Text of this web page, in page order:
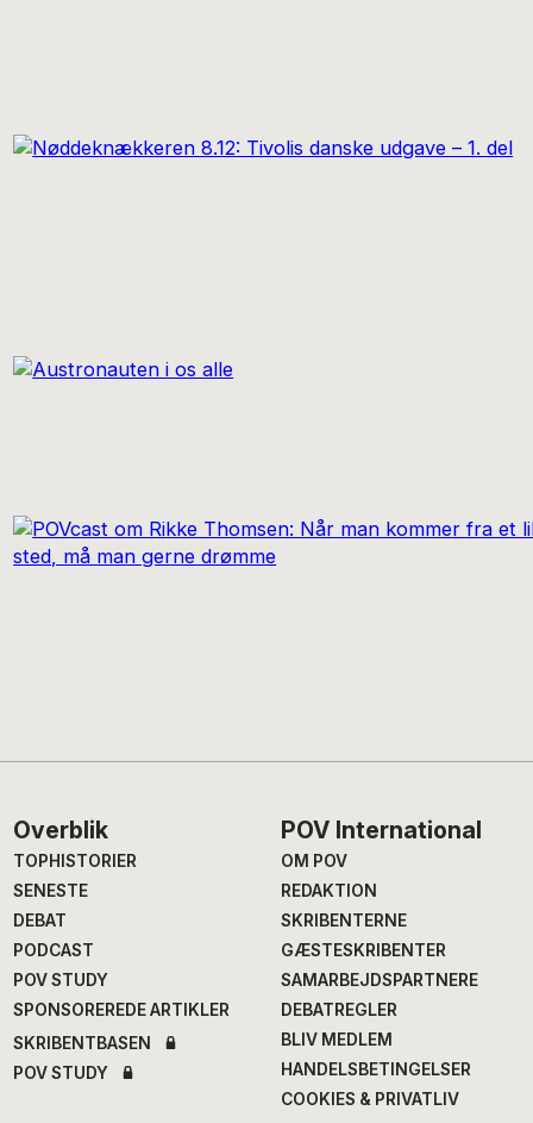
Footer
Overblik
TOPHISTORIER
SENESTE
DEBAT
PODCAST
POV STUDY
SPONSOREREDE ARTIKLER
SKRIBENTBASEN
POV STUDY
POV International
OM POV
REDAKTION
SKRIBENTERNE
GÆSTESKRIBENTER
SAMARBEJDSPARTNERE
DEBATREGLER
BLIV MEDLEM
HANDELSBETINGELSER
COOKIES & PRIVATLIV